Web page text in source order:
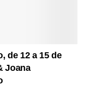
de 12 a 15 de
Joana